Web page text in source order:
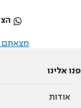
מצאתם
פנו אלינו
אודות